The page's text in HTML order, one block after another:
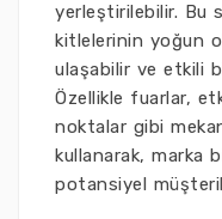
yerleştirilebilir. Bu
kitlelerinin yoğun
ulaşabilir ve etkili
Özellikle fuarlar,
noktalar gibi
kullanarak, marka
potansiyel